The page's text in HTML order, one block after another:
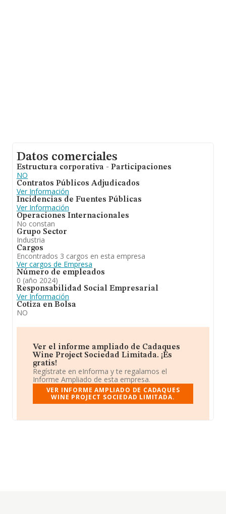
Datos comerciales
Estructura corporativa - Participaciones
NO
Contratos Públicos Adjudicados
Ver Información
Incidencias de Fuentes Públicas
Ver Información
Operaciones Internacionales
No constan
Grupo Sector
Industria
Cargos
Encontrados 3 cargos en esta empresa
Ver cargos de Empresa
Número de empleados
0 (año 2024)
Responsabilidad Social Empresarial
Ver Información
Cotiza en Bolsa
NO
Ver el informe ampliado de Cadaques
Wine Project Sociedad Limitada. ¡Es
gratis!
Regístrate en eInforma y te regalamos el
Informe Ampliado de esta empresa.
VER INFORME AMPLIADO DE CADAQUES
WINE PROJECT SOCIEDAD LIMITADA.